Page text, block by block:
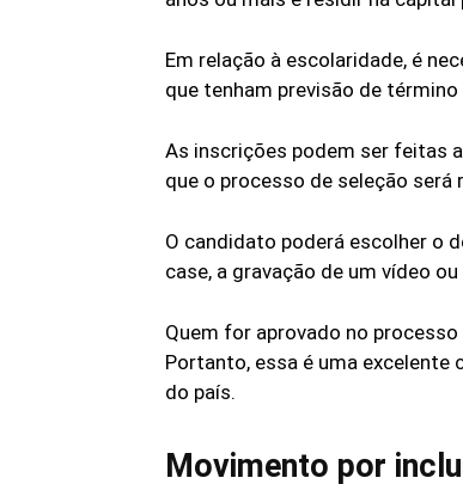
Em relação à escolaridade, é
que tenham previsão de
As inscrições podem ser feitas
que o processo de seleção será
O candidato poderá escolher o
case, a gravação de um vídeo
Quem for aprovado no
Portanto, essa é uma excelente
do país.
Movimento por